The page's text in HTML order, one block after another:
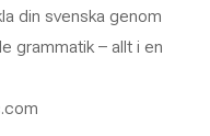
din svenska genom
grammatik – allt i en